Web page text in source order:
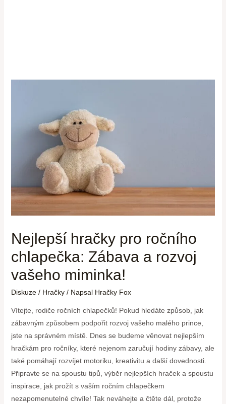
Nejlepší hračky pro ročního
chlapečka: Zábava a rozvoj
vašeho miminka!
Diskuze / Hračky/ Napsal Hračky Fox
Vítejte, rodiče ročních chlapečků! Pokud hledáte způsob, jak
zábavným způsobem podpořit rozvoj vašeho malého prince,
jste na správném místě. Dnes se budeme věnovat nejlepším
hračkám pro ročníky, které nejenom zaručují hodiny zábavy, ale
také pomáhají rozvíjet motoriku, kreativitu a další dovednosti.
Připravte se na spoustu tipů, výběr nejlepších hraček a spoustu
inspirace, jak prožít s vaším ročním chlapečkem
nezapomenutelné chvíle! Tak neváhejte a čtěte dál, protože